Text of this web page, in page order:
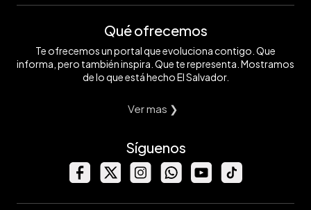
Qué ofrecemos
Te ofrecemos un portal que evoluciona contigo. Que
informa, pero también inspira. Que te representa. Mostramos
de lo que está hecho El Salvador.
Ver mas ❯
Síguenos